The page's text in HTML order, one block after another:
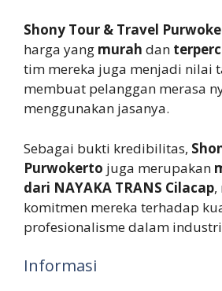
Shony Tour & Travel
harga yang murah dan
tim mereka juga menjadi nilai
membuat pelanggan merasa
menggunakan jasanya.
Sebagai bukti kredibilitas,
Purwokerto juga merupakan
dari NAYAKA TRANS Cilacap,
komitmen mereka terhadap
profesionalisme dalam
Informasi